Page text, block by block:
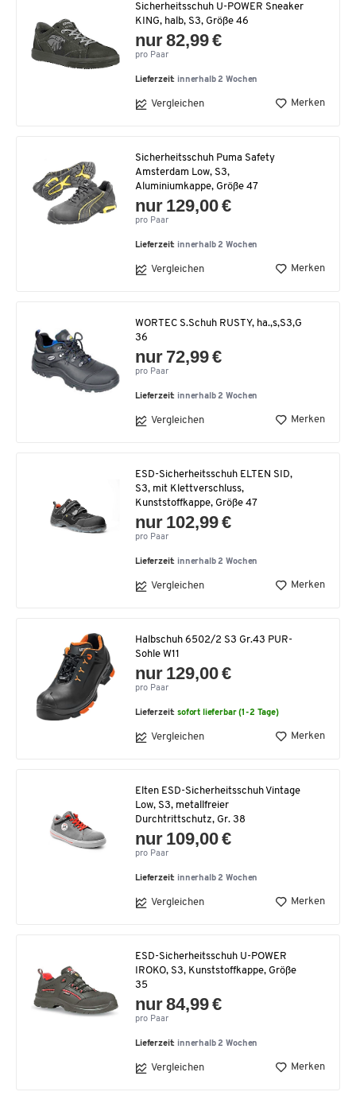
Sicherheitsschuh U-POWER Sneaker
KING, halb, S3, Größe 46
nur 82,99 €
pro Paar
Lieferzeit: innerhalb 2 Wochen
Vergleichen Merken
Sicherheitsschuh Puma Safety
Amsterdam Low, S3,
Aluminiumkappe, Größe 47
nur 129,00 €
pro Paar
Lieferzeit: innerhalb 2 Wochen
Vergleichen Merken
WORTEC S.Schuh RUSTY, ha.,s,S3,G
36
nur 72,99 €
pro Paar
Lieferzeit: innerhalb 2 Wochen
Vergleichen Merken
ESD-Sicherheitsschuh ELTEN SID,
S3, mit Klettverschluss,
Kunststoffkappe, Größe 47
nur 102,99 €
pro Paar
Lieferzeit: innerhalb 2 Wochen
Vergleichen Merken
Halbschuh 6502/2 S3 Gr.43 PUR-
Sohle W11
nur 129,00 €
pro Paar
Lieferzeit:sofort lieferbar (1-2 Tage)
Vergleichen Merken
Elten ESD-Sicherheitsschuh Vintage
Low, S3, metallfreier
Durchtrittschutz, Gr. 38
nur 109,00 €
pro Paar
Lieferzeit: innerhalb 2 Wochen
Vergleichen Merken
ESD-Sicherheitsschuh U-POWER
IROKO, S3, Kunststoffkappe, Größe
35
nur 84,99 €
pro Paar
Lieferzeit: innerhalb 2 Wochen
Vergleichen Merken